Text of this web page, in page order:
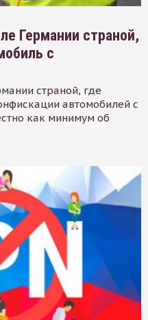
Германии страной,
с
страной, где
автомобилей с
как минимум об